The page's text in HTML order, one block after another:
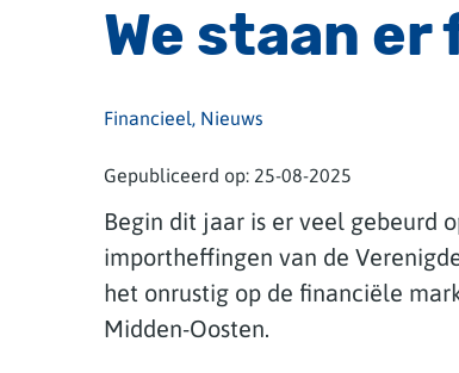
We staan
Financieel, Nieuws
Gepubliceerd op: 25-08-2025
Begin dit jaar is er veel gebeurd
importheffingen van de
het onrustig op de financiële
Midden-Oosten.